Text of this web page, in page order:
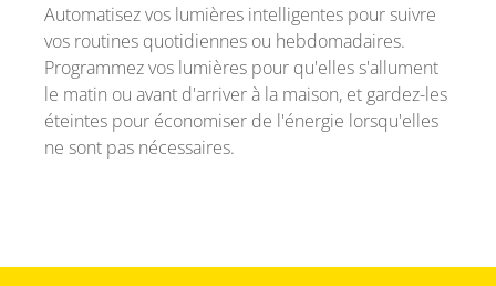
Automatisez vos lumières intelligentes pour suivre
vos routines quotidiennes ou hebdomadaires.
Programmez vos lumières pour qu'elles s'allument
le matin ou avant d'arriver à la maison, et gardez-les
éteintes pour économiser de l'énergie lorsqu'elles
ne sont pas nécessaires.